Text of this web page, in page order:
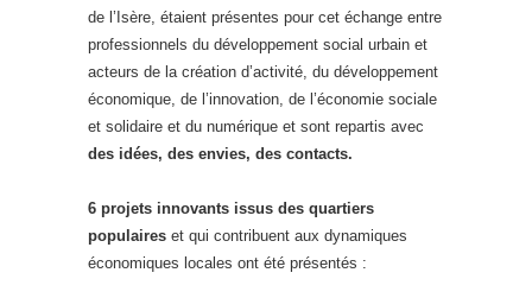
de l’Isère, étaient présentes pour cet échange entre
professionnels du développement social urbain et
acteurs de la création d’activité, du développement
économique, de l’innovation, de l’économie sociale
et solidaire et du numérique et sont repartis avec
des idées, des envies, des contacts.
6 projets innovants issus des quartiers
populaires et qui contribuent aux dynamiques
économiques locales ont été présentés :